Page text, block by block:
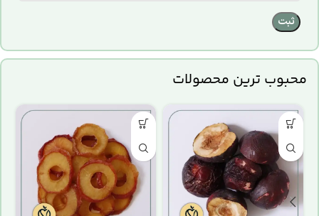
محبوب ترین محصولات